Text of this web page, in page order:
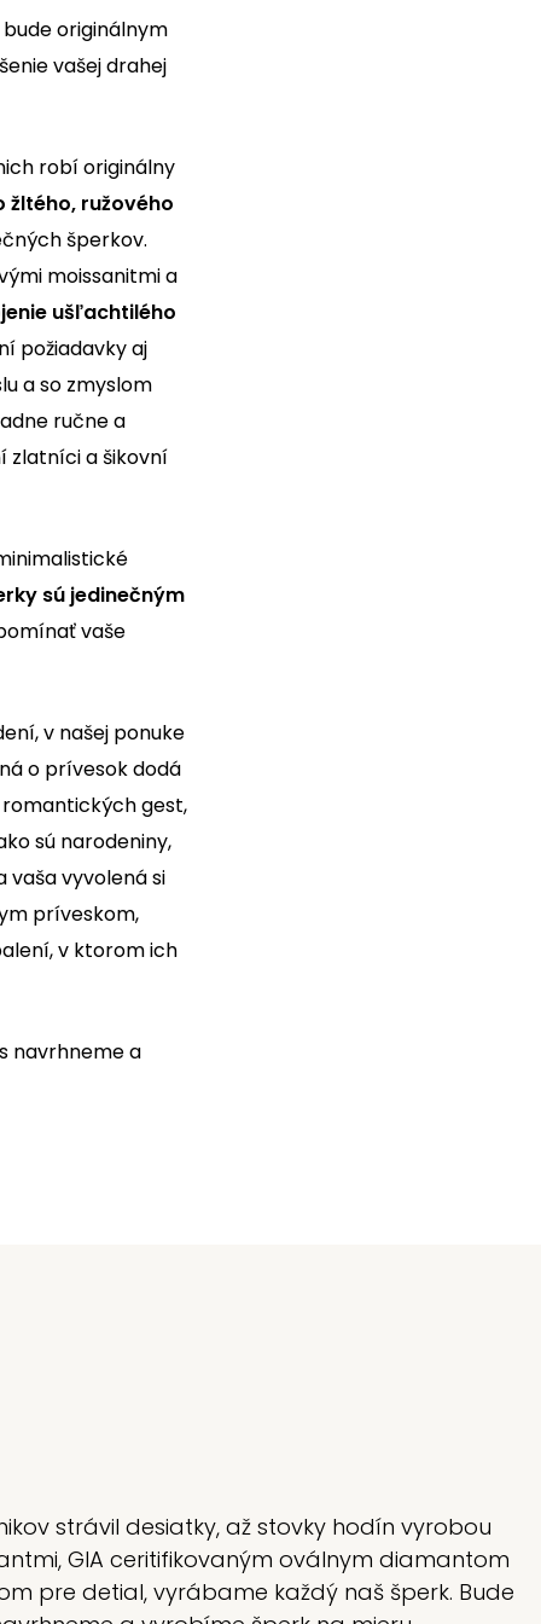
originálnym
vašej drahej
robí originálny
žltého, ružového
šperkov.
moissanitmi a
ušľachtilého
požiadavky aj
a so zmyslom
ručne a
zlatníci a šikovní
sú jedinečným
vaše
v našej ponuke
o prívesok dodá
gest,
sú narodeniny,
vaša vyvolená si
príveskom,
v ktorom ich
navrhneme a
strávil desiatky, až stovky hodín vyrobou
GIA ceritifikovaným oválnym diamantom
pre detial, vyrábame každý naš šperk. Bude